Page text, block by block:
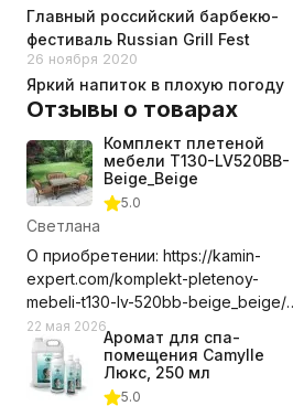
Главный российский барбекю-
фестиваль Russian Grill Fest
26 ноября 2020
Яркий напиток в плохую погоду
Отзывы о товарах
Комплект плетеной
мебели T130-LV520BB-
Beige_Beige
5.0
Светлана
О приобретении: https://kamin-
expert.com/komplekt-pletenoy-
mebeli-t130-lv-520bb-beige_beige/
Долго выбирала где приобрести
этот комплект мебели, сравнивала
цены с учетом доставки. Выбор
компании оказался правильным.
22 мая 2026
Аромат для спа-
помещения Camylle
Люкс, 250 мл
5.0